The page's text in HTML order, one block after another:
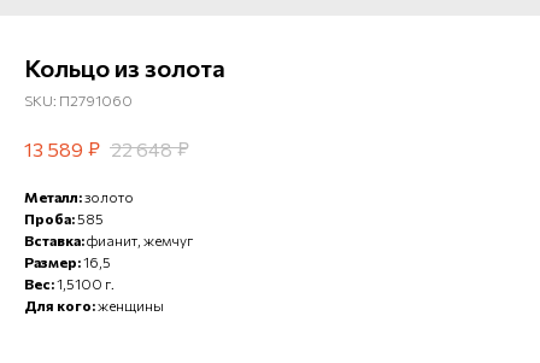
Кольцо из золота
SKU: П2791060
13 589 ₽ 22 648 ₽
Металл:золото
Проба:585
Вставка:фианит, жемчуг
Размер:16,5
Вес:1,5100 г.
Для кого:женщины